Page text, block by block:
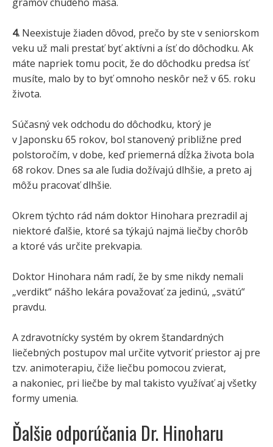
4. Neexistuje žiaden dôvod, prečo by ste v seniorskom
veku už mali prestať byť aktívni a ísť do dôchodku. Ak
máte napriek tomu pocit, že do dôchodku predsa ísť
musíte, malo by to byť omnoho neskôr než v 65. roku
života.
Súčasný vek odchodu do dôchodku, ktorý je
v Japonsku 65 rokov, bol stanovený približne pred
polstoročím, v dobe, keď priemerná dĺžka života bola
68 rokov. Dnes sa ale ľudia dožívajú dlhšie, a preto aj
môžu pracovať dlhšie.
Okrem týchto rád nám doktor Hinohara prezradil aj
niektoré ďalšie, ktoré sa týkajú najmä liečby chorôb
a ktoré vás určite prekvapia.
Doktor Hinohara nám radí, že by sme nikdy nemali
„verdikt“ nášho lekára považovať za jedinú, „svätú“
pravdu.
A zdravotnícky systém by okrem štandardných
liečebných postupov mal určite vytvoriť priestor aj pre
tzv. animoterapiu, čiže liečbu pomocou zvierat,
a nakoniec, pri liečbe by mal takisto využívať aj všetky
formy umenia.
Ďalšie odporúčania Dr. Hinoharu